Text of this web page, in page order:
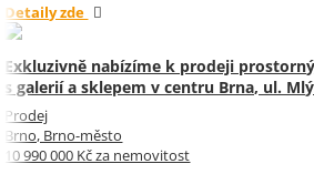
Detaily zde
Exkluzivně nabízíme k prodeji
s galerií a sklepem v centru Brna, ul.
Prodej
Brno, Brno-město
10 990 000 Kč za nemovitost